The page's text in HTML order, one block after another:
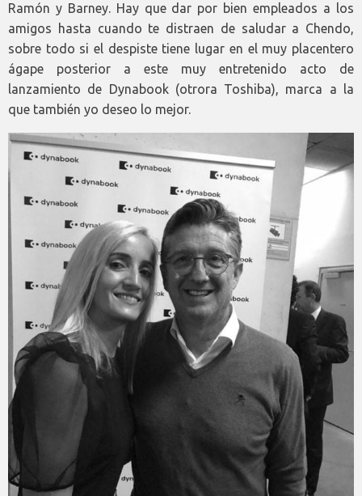
Ramón y Barney. Hay que dar por bien empleados a los
amigos hasta cuando te distraen de saludar a Chendo,
sobre todo si el despiste tiene lugar en el muy placentero
ágape posterior a este muy entretenido acto de
lanzamiento de Dynabook (otrora Toshiba), marca a la
que también yo deseo lo mejor.